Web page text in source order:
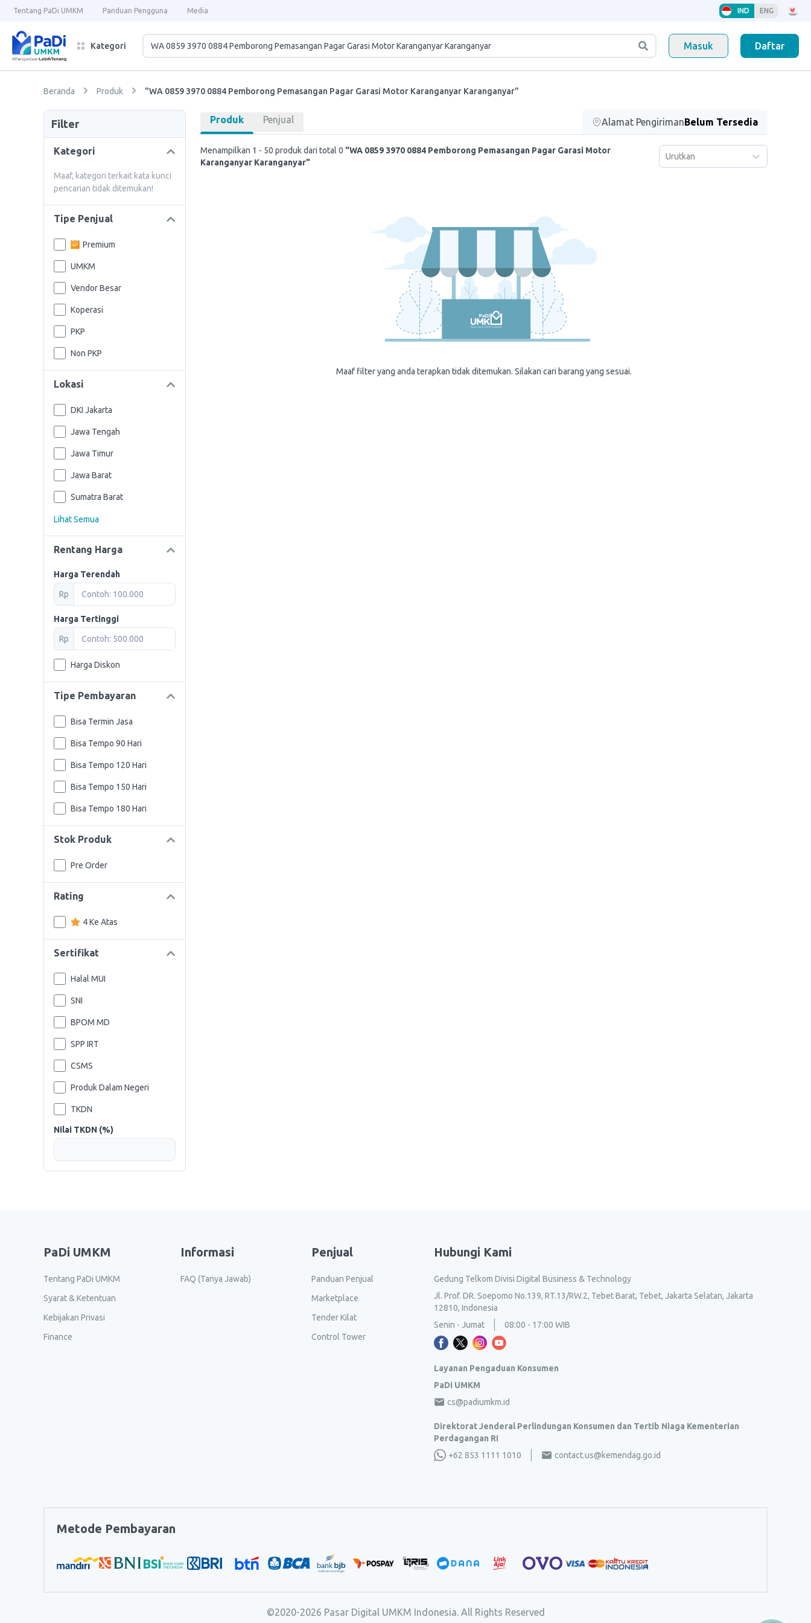
Tentang PaDi UMKM Panduan Pengguna Media IND ENG
Kategori Masuk Daftar
Beranda Produk "WA 0859 3970 0884 Pemborong Pemasangan Pagar Garasi Motor Karanganyar Karanganyar"
Filter
Kategori
Maaf, kategori terkait kata kunci
pencarian tidak ditemukan!
Tipe Penjual
Premium
UMKM
Vendor Besar
Koperasi
PKP
Non PKP
Lokasi
DKI Jakarta
Jawa Tengah
Jawa Timur
Jawa Barat
Sumatra Barat
Lihat Semua
Rentang Harga
Harga Terendah
Rp
Harga Tertinggi
Rp
Harga Diskon
Tipe Pembayaran
Bisa Termin Jasa
Bisa Tempo 90 Hari
Bisa Tempo 120 Hari
Bisa Tempo 150 Hari
Bisa Tempo 180 Hari
Stok Produk
Pre Order
Rating
4 Ke Atas
Sertifikat
Halal MUI
SNI
BPOM MD
SPP IRT
CSMS
Produk Dalam Negeri
TKDN
Nilai TKDN (%)
Produk Penjual Alamat PengirimanBelum Tersedia
Menampilkan 1 - 50 produk dari total 0 "WA 0859 3970 0884 Pemborong Pemasangan Pagar Garasi Motor
Karanganyar Karanganyar"
Urutkan
Maaf filter yang anda terapkan tidak ditemukan. Silakan cari barang yang sesuai.
PaDi UMKM
Tentang PaDi UMKM
Syarat & Ketentuan
Kebijakan Privasi
Finance
Informasi
FAQ (Tanya Jawab)
Penjual
Panduan Penjual
Marketplace
Tender Kilat
Control Tower
Hubungi Kami
Gedung Telkom Divisi Digital Business & Technology
Jl. Prof. DR. Soepomo No.139, RT.13/RW.2, Tebet Barat, Tebet, Jakarta Selatan, Jakarta
12810, Indonesia
Senin - Jumat
08:00 - 17:00 WIB
Layanan Pengaduan Konsumen
PaDi UMKM
cs@padiumkm.id
Direktorat Jenderal Perlindungan Konsumen dan Tertib Niaga Kementerian
Perdagangan RI
+62 853 1111 1010
contact.us@kemendag.go.id
Metode Pembayaran
©2020-2026 Pasar Digital UMKM Indonesia. All Rights Reserved